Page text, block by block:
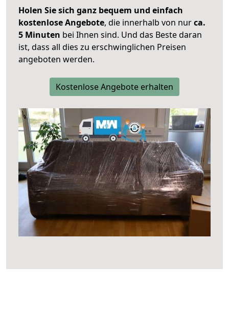
Holen Sie sich ganz bequem und einfach
kostenlose Angebote, die innerhalb von nurca.
5 Minuten bei Ihnen sind. Und das Beste daran
ist, dass all dies zu erschwinglichen Preisen
angeboten werden.
Kostenlose Angebote erhalten